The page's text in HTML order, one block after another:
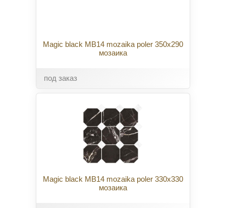
Magic black MB14 mozaika poler 350x290
мозаика
под заказ
Magic black MB14 mozaika poler 330x330
мозаика